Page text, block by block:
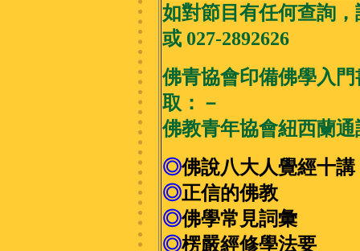
如對節目有任何查詢，
或 027-2892626
佛青協會印備佛學入
取：－
佛教青年協會紐西蘭
◎佛說八大人覺經十講
◎正信的佛教
◎佛學常見詞彙
◎楞嚴經修學法要